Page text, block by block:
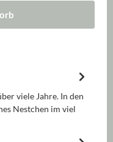
viele Jahre. In den
Nestchen im viel